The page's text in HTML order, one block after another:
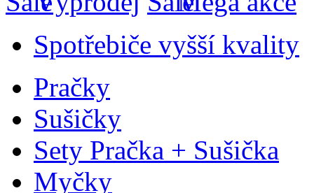
Spotřebiče vyšší kvality
Pračky
Sušičky
Sety Pračka + Sušička
Myčky